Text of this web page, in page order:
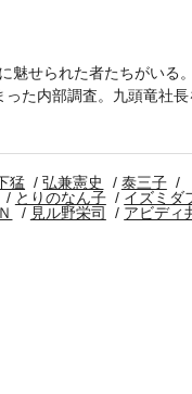
魅せられた者たちがいる
た内部調査。九頭竜社長
の妖怪～』は泰三子、脅
猛 弘兼憲史
泰三子
とりのなん子
イズミダ
見ル野栄司
アビディ